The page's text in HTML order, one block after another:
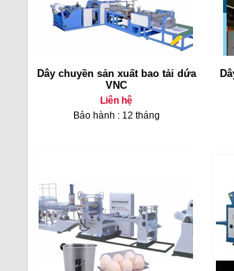
Dây chuyền sản xuất bao tải dứa
VNC
Liên hệ
Bảo hành : 12 tháng